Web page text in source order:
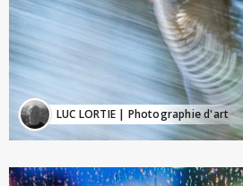
LUC LORTIE | Photographie d'art